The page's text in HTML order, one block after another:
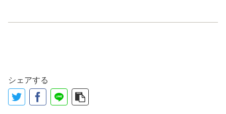
シェアする